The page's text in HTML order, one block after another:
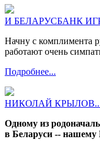
И БЕЛАРУСБАНК
Начну с
работают очень
Подробнее...
НИКОЛАЙ КРЫЛОВ...
Одному из
в Беларуси --